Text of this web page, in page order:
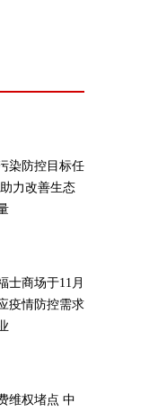
染防控目标任
力改善生态
士商场于11月
疫情防控需求
维权堵点 中